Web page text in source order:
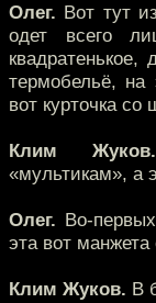
Олег. Вот тут
одет всего
термобельё, на
вот курточка со
Клим Жуков.
«мультикам», а
Олег. Во-
эта вот
Клим Жуков. В